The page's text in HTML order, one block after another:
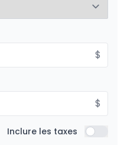
$
$
Inclure les taxes Inclure